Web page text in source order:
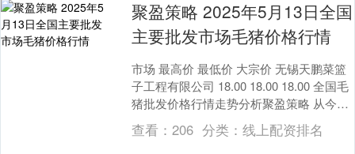
聚盈策略 2025年5月13日全国
主要批发市场毛猪价格行情
市场 最高价 最低价 大宗价 无锡天鹏菜篮
子工程有限公司 18.00 18.00 18.00 全国毛
猪批发价格行情走势分析聚盈策略 从今日
全国毛猪批发市场价格上....
查看：206 分类： 线上配资排名